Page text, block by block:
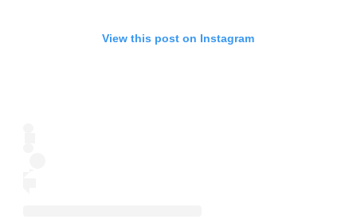
View this post on Instagram